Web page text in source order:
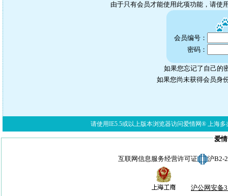
由于只有会员才能使用此项功能，请使
会员编号：
密码：
如果您忘记了自己的
如果您尚未获得会员身
请使用IE5.5或以上版本浏览器访问爱情网® 上海多
爱
互联网信息服务经营许可证 沪B2-
沪公网安备